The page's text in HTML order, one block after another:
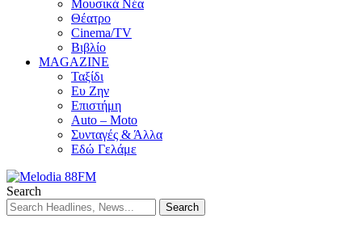
Μουσικά Νέα
Θέατρο
Cinema/TV
Βιβλίο
MAGAZINE
Ταξίδι
Ευ Ζην
Επιστήμη
Auto – Moto
Συνταγές & Άλλα
Εδώ Γελάμε
Search